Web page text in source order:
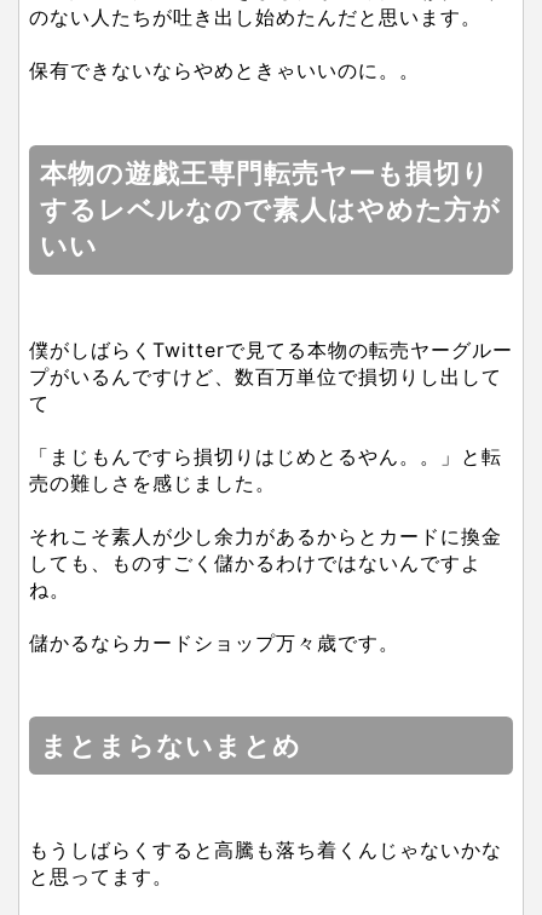
のない人たちが吐き出し始めたんだと思います。
保有できないならやめときゃいいのに。。
本物の遊戯王専門転売ヤーも損切り
するレベルなので素人はやめた方が
いい
僕がしばらくTwitterで見てる本物の転売ヤーグルー
プがいるんですけど、数百万単位で損切りし出して
て
「まじもんですら損切りはじめとるやん。。」と転
売の難しさを感じました。
それこそ素人が少し余力があるからとカードに換金
しても、ものすごく儲かるわけではないんですよ
ね。
儲かるならカードショップ万々歳です。
まとまらないまとめ
もうしばらくすると高騰も落ち着くんじゃないかな
と思ってます。